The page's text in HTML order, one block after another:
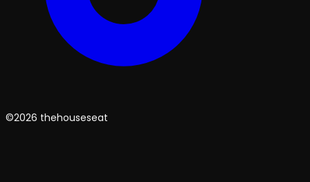
©2026 thehouseseat